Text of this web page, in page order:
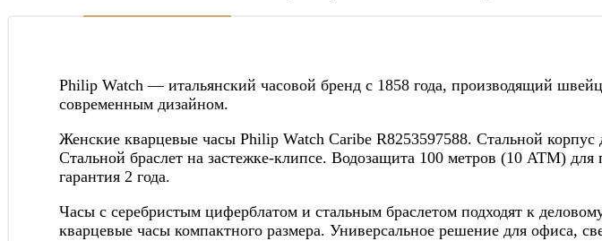
Philip Watch — итальянский часовой бренд с 1858 года, производящий
современным дизайном.
Женские кварцевые часы Philip Watch Caribe R8253597588. Стальной
Стальной браслет на застежке-клипсе. Водозащита 100 метров (10 АТМ)
гарантия 2 года.
Часы с серебристым циферблатом и стальным браслетом подходят к
кварцевые часы компактного размера. Универсальное решение для офиса,